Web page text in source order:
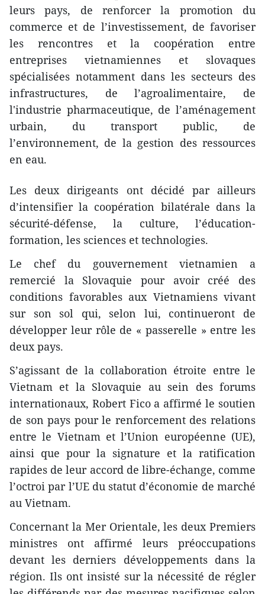
leurs pays, de renforcer la promotion du
commerce et de l’investissement, de favoriser
les rencontres et l​a coopération entre
entreprises vietnamiennes et slovaques
spécialisées notamment dans les secteurs des
infrastructures, de l’agroalimentaire, de
l'industrie pharmaceutique, de l’aménagement
urbain, du transport public, de
l’environnement, de la gestion des ressources
en eau.
Les deux dirigeants ont décidé par ailleurs
d’intensifier la coopération bilatérale dans la
sécurité-défense, la culture, l’éducation-
formation, les sciences et technologies.
Le chef du gouvernement vietnamien a
remercié la Slovaquie pour avoir créé des
conditions favorables aux Vietnamiens vivant
sur son sol qui, selon lui, continueront de
développer leur rôle de « passerelle » entre les
deux pays.
S’agissant de la collaboration étroite entre le
Vietnam et la Slovaquie au sein des forums
internationaux, Robert Fico a affirmé le soutien
de son pays pour le renforcement des relations
entre le Vietnam et l’Union européenne (UE),
ainsi que pour la signature et la ratification
rapides de leur accord de libre-échange, comme
l’octroi par l’UE du statut d’économie de marché
au Vietnam.
Concernant la Mer Orientale, les deux Premiers
ministres ont affirmé leurs préoccupations
devant les derniers développements dans la
région. Ils ont insisté sur la nécessité de régler